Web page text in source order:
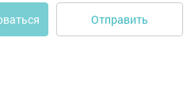
Отправить